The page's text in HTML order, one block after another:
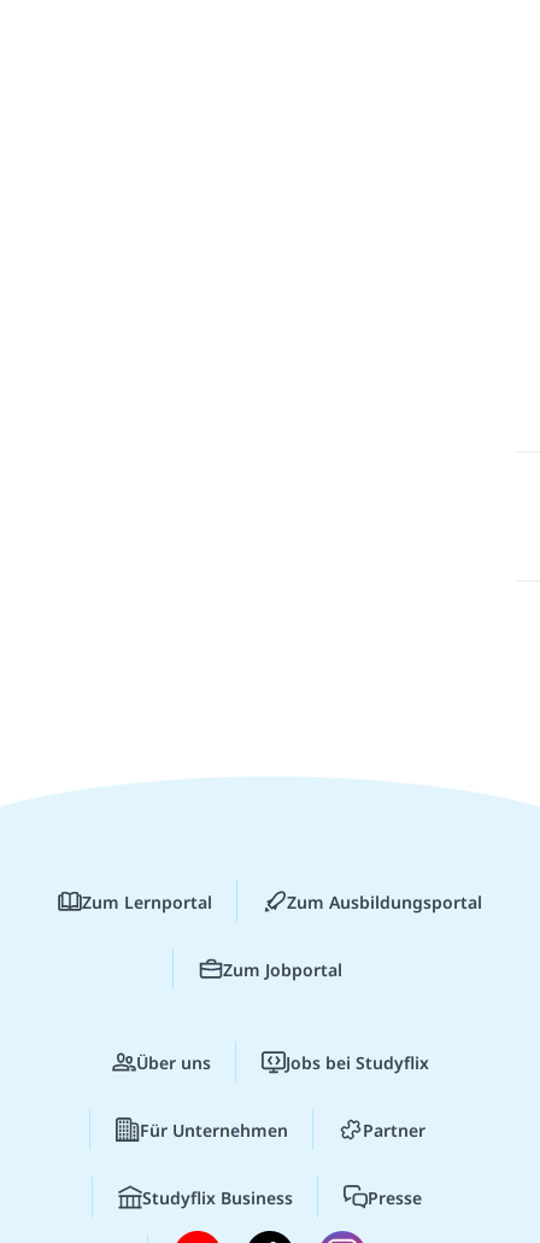
Zum Lernportal Zum Ausbildungsportal
Zum Jobportal
Über uns Jobs bei Studyflix
Für Unternehmen Partner
Studyflix Business Presse